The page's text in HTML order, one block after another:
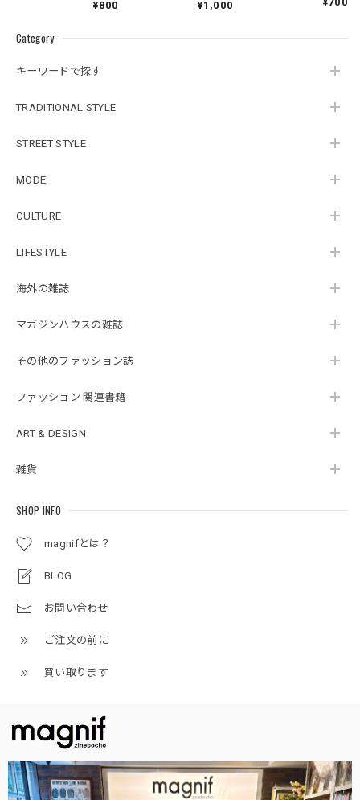
Category
キーワードで探す
TRADITIONAL STYLE
STREET STYLE
MODE
CULTURE
LIFESTYLE
海外の雑誌
マガジンハウスの雑誌
その他のファッション誌
ファッション 関連書籍
ART & DESIGN
雑貨
SHOP INFO
magnifとは？
BLOG
お問い合わせ
ご注文の前に
買い取ります
¥800 ¥1,000